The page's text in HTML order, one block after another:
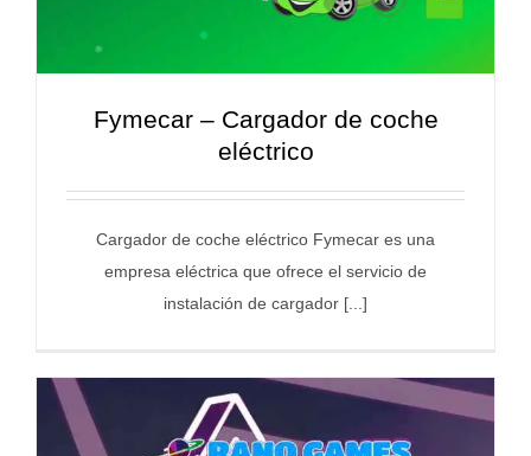
Fymecar – Cargador de coche
eléctrico
Cargador de coche eléctrico Fymecar es una
empresa eléctrica que ofrece el servicio de
instalación de cargador [...]